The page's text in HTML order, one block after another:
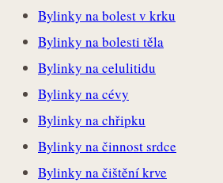
Bylinky na bolest v krku
Bylinky na bolesti těla
Bylinky na celulitidu
Bylinky na cévy
Bylinky na chřipku
Bylinky na činnost srdce
Bylinky na čištění krve